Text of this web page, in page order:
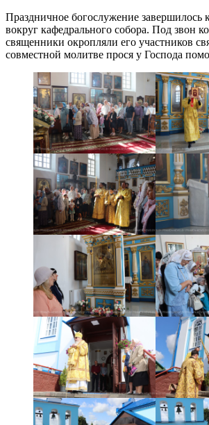
Праздничное богослужение завершилось
вокруг кафедрального собора. Под звон
священники окропляли его участников
совместной молитве прося у Господа